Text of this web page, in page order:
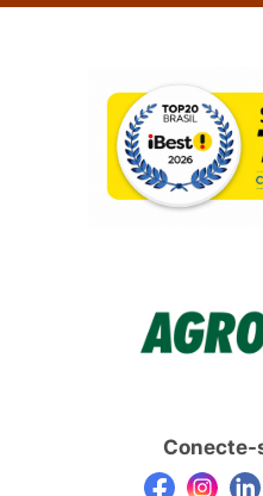
Conecte-